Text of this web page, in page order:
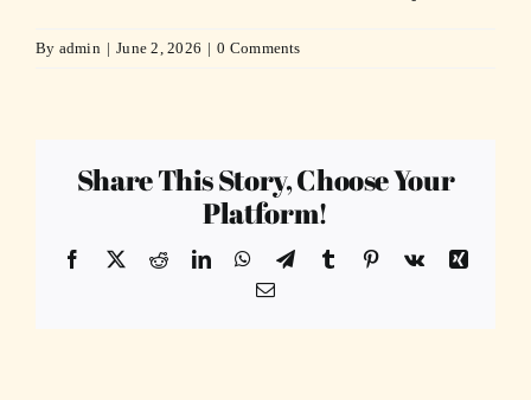
By admin | June 2, 2026 | 0 Comments
Share This Story, Choose Your
Platform!
Facebook
X RedditLinkedInWhatsApp
TelegramTumblr Pinterest
Vk
Xing
Email